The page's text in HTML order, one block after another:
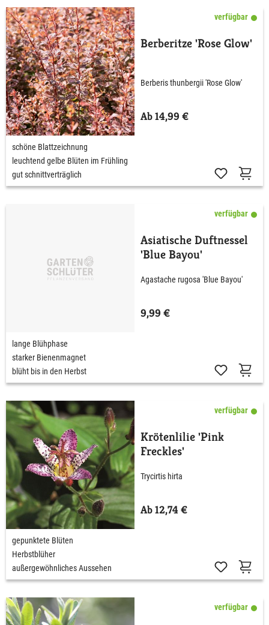
verfügbar
Berberitze 'Rose Glow'
Berberis thunbergii 'Rose Glow'
Ab 14,99 €
schöne Blattzeichnung
leuchtend gelbe Blüten im Frühling
gut schnittverträglich
verfügbar
Asiatische Duftnessel
'Blue Bayou'
Agastache rugosa 'Blue Bayou'
9,99 €
lange Blühphase
starker Bienenmagnet
blüht bis in den Herbst
verfügbar
Krötenlilie 'Pink
Freckles'
Trycirtis hirta
Ab 12,74 €
gepunktete Blüten
Herbstblüher
außergewöhnliches Aussehen
verfügbar